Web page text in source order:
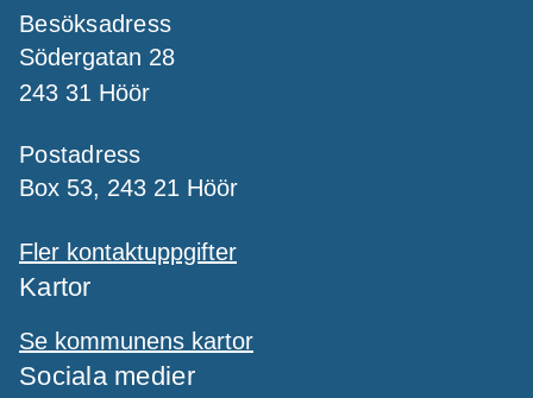
Besöksadress
Södergatan 28
243 31 Höör
Postadress
Box 53, 243 21 Höör
Fler kontaktuppgifter
Kartor
Se kommunens kartor
Sociala medier